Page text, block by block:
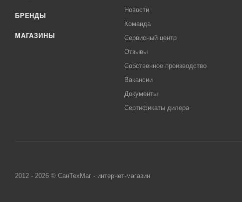
БРЕНДЫ
МАГАЗИНЫ
Новости
Команда
Сервисный центр
Отзывы
Собственное производство
Вакансии
Документы
Сертификаты дилера
2012 - 2026 © СанТехМаг - интернет-магазин